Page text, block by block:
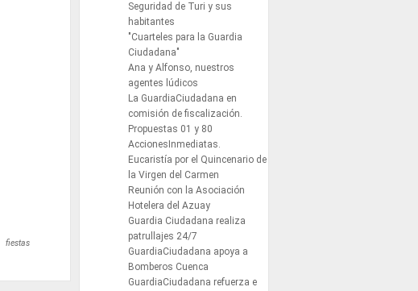
fiestas
Seguridad de Turi y sus
habitantes
"Cuarteles para la Guardia
Ciudadana"
Ana y Alfonso, nuestros
agentes lúdicos
La GuardiaCiudadana en
comisión de fiscalización.
Propuestas 01 y 80
AccionesInmediatas.
Eucaristía por el Quincenario de
la Virgen del Carmen
Reunión con la Asociación
Hotelera del Azuay
Guardia Ciudadana realiza
patrullajes 24/7
GuardiaCiudadana apoya a
Bomberos Cuenca
GuardiaCiudadana refuerza e